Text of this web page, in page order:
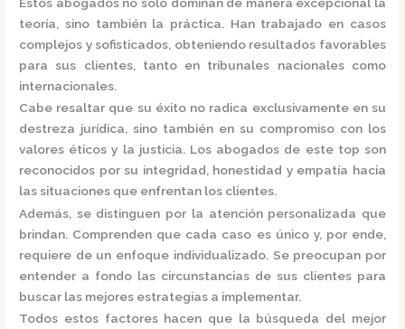
teoría, sino también la práctica. Han trabajado en casos
complejos y sofisticados, obteniendo resultados favorables
para sus clientes, tanto en tribunales nacionales como
internacionales.
Cabe resaltar que su éxito no radica exclusivamente en su
destreza jurídica, sino también en su compromiso con los
valores éticos y la justicia. Los abogados de este top son
reconocidos por su integridad, honestidad y empatía hacia
las situaciones que enfrentan los clientes.
Además, se distinguen por la atención personalizada que
brindan. Comprenden que cada caso es único y, por ende,
requiere de un enfoque individualizado. Se preocupan por
entender a fondo las circunstancias de sus clientes para
buscar las mejores estrategias a implementar.
Todos estos factores hacen que la búsqueda del mejor